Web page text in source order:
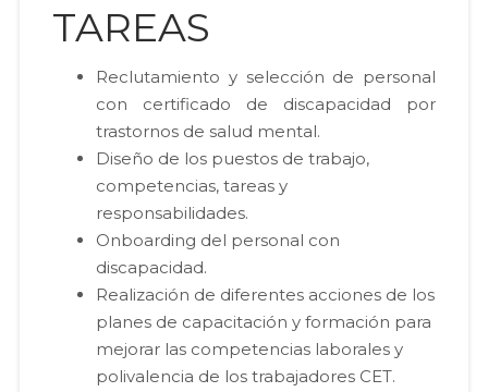
TAREAS
Reclutamiento y selección de personal
con certificado de discapacidad por
trastornos de salud mental.
Diseño de los puestos de trabajo,
competencias, tareas y
responsabilidades.
Onboarding del personal con
discapacidad.
Realización de diferentes acciones de los
planes de capacitación y formación para
mejorar las competencias laborales y
polivalencia de los trabajadores CET.